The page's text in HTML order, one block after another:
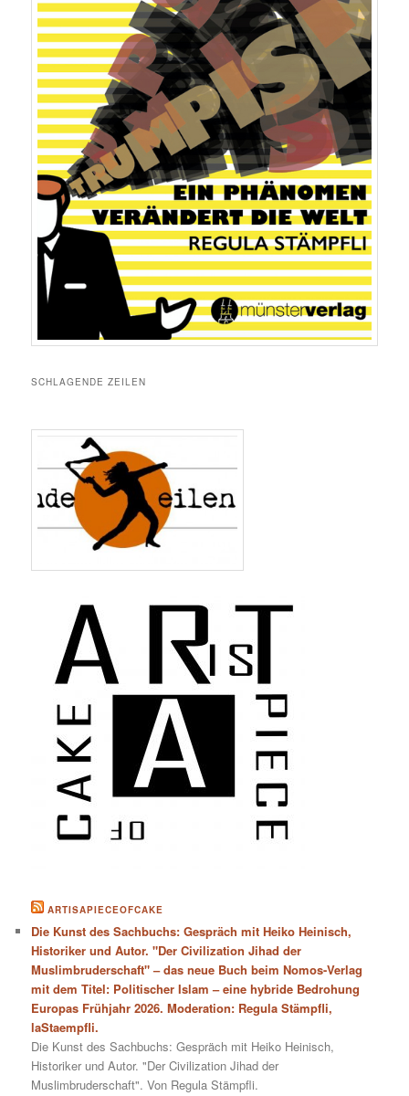
SCHLAGENDE ZEILEN
ARTISAPIECEOFCAKE
Die Kunst des Sachbuchs: Gespräch mit Heiko Heinisch,
Historiker und Autor. "Der Civilization Jihad der
Muslimbruderschaft" – das neue Buch beim Nomos-Verlag
mit dem Titel: Politischer Islam – eine hybride Bedrohung
Europas Frühjahr 2026. Moderation: Regula Stämpfli,
laStaempfli.
Die Kunst des Sachbuchs: Gespräch mit Heiko Heinisch,
Historiker und Autor. "Der Civilization Jihad der
Muslimbruderschaft". Von Regula Stämpfli.